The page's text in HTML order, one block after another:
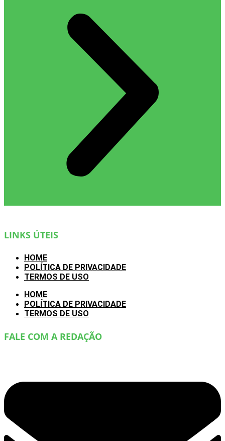
LINKS ÚTEIS
HOME
POLÍTICA DE PRIVACIDADE
TERMOS DE USO
HOME
POLÍTICA DE PRIVACIDADE
TERMOS DE USO
FALE COM A REDAÇÃO